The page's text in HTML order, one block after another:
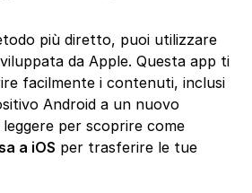
più diretto, puoi utilizzare
da Apple. Questa app ti
facilmente i contenuti, inclusi
Android a un nuovo
per scoprire come
a iOS per trasferire le tue